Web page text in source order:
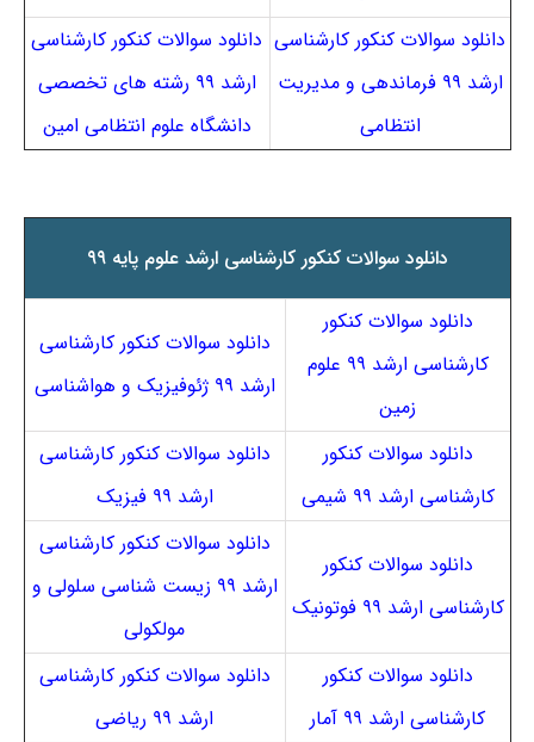
دانلود سوالات کنکور کارشناسی
ارشد ۹۹ فرماندهی و مدیریت
انتظامی
دانلود سوالات کنکور کارشناسی
ارشد ۹۹ رشته های تخصصی
دانشگاه علوم انتظامی امین
دانلود سوالات کنکور کارشناسی ارشد علوم پایه ۹۹
دانلود سوالات کنکور
کارشناسی ارشد ۹۹ علوم
زمین
دانلود سوالات کنکور کارشناسی
ارشد ۹۹ ژئوفیزیک و هواشناسی
دانلود سوالات کنکور
کارشناسی ارشد ۹۹ شیمی
دانلود سوالات کنکور کارشناسی
ارشد ۹۹ فیزیک
دانلود سوالات کنکور
کارشناسی ارشد ۹۹ فوتونیک
دانلود سوالات کنکور کارشناسی
ارشد ۹۹ زیست شناسی سلولی و
مولکولی
دانلود سوالات کنکور
کارشناسی ارشد ۹۹ آمار
دانلود سوالات کنکور کارشناسی
ارشد ۹۹ ریاضی